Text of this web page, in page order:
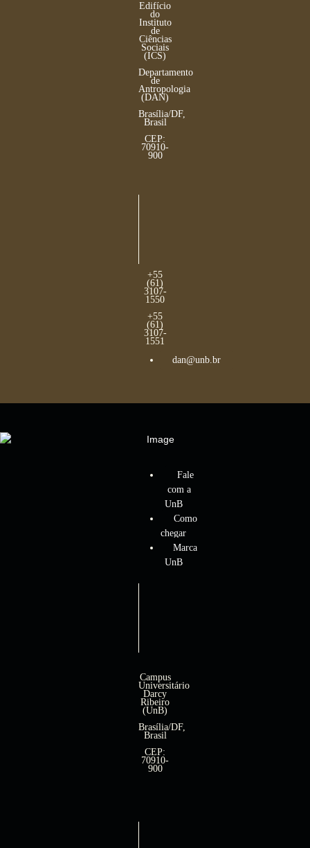
Edifício
do
Instituto
de
Ciências
Sociais
(ICS)
Departamento
de
Antropologia
(DAN)
Brasília/DF,
Brasil
CEP:
70910-
900
+55
(61)
3107-
1550
+55
(61)
3107-
1551
dan@unb.br
Fale
com a
UnB
Como
chegar
Marca
UnB
Campus
Universitário
Darcy
Ribeiro
(UnB)
Brasília/DF,
Brasil
CEP:
70910-
900